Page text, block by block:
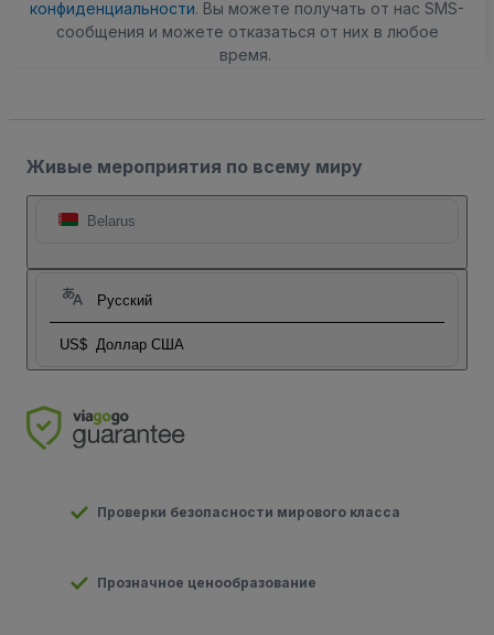
конфиденциальности. Вы можете получать от нас SMS-
сообщения и можете отказаться от них в любое
время.
Живые мероприятия по всему миру
Belarus
Русский
US$ Доллар США
Проверки безопасности мирового класса
Прозначное ценообразование